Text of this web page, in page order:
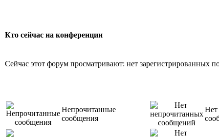
Кто сейчас на конференции
Сейчас этот форум просматривают: нет зарегистрированных
Непрочитанные
сообщения
Нет